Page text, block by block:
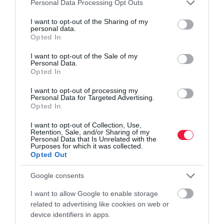
not limited to your visit or usage behaviour. You may click to
grant or deny consent to Google and its third-party tags to
use your data for below specified purposes in below Google
consent section.
Personal Data Processing Opt Outs
I want to opt-out of the Sharing of my
personal data.
Opted In
I want to opt-out of the Sale of my
Personal Data.
Opted In
I want to opt-out of processing my
Personal Data for Targeted Advertising.
Opted In
I want to opt-out of Collection, Use,
Retention, Sale, and/or Sharing of my
Personal Data that Is Unrelated with the
Purposes for which it was collected.
Opted Out
Google consents
I want to allow Google to enable storage
related to advertising like cookies on web or
device identifiers in apps.
feleségének, Anne-nek a karaktere, akit O'Farrell már-már
természetfeletti alakként jelenít meg.
5. Andy Weir: A Hail Mary-küldetés
lehet ismerős, amelyből Mentőexpedíció néven egy Hollywood-i
film is készült Matt Damon főszereplésével. Legújabb könyve egy
középiskolai természettudomány tanárról szól, aki egy másik
csillagrendszerben ébred fel, és nem emlékszik arra, hogyan került
oda. A regényben végigkövethetjük kalandjait, illetve azt, hogyan
használja a tudományt és a mérnöki technikát, hogy
egyetlen hétvége alatt elolvasott.
bill gates karácsony könyv